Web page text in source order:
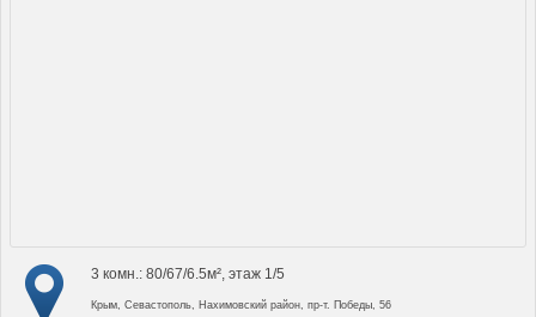
3 комн.: 80/67/6.5м², этаж 1/5
Крым, Севастополь, Нахимовский район, пр-т. Победы, 56